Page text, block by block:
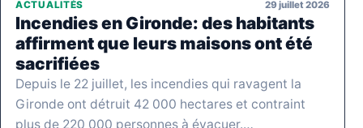
ACTUALITÉS 29 juillet 2026
Incendies en Gironde: des habitants
affirment que leurs maisons ont été
sacrifiées
Depuis le 22 juillet, les incendies qui ravagent la
Gironde ont détruit 42 000 hectares et contraint
plus de 220 000 personnes à évacuer.…